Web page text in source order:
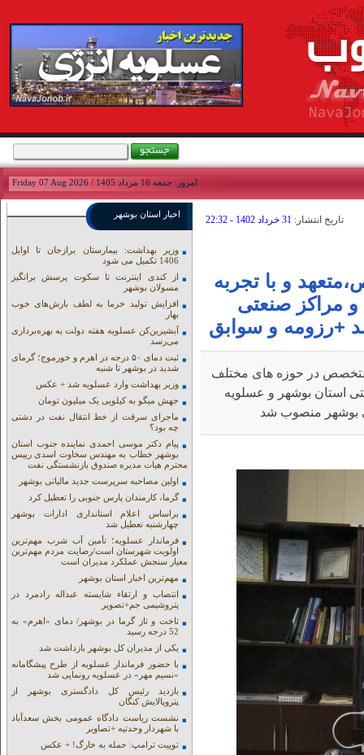
امروز: جمعه 16 مرداد 1405 / Friday 07 Aug 2026
تاريخ انتشار: 31 خرداد 1402 - 22:32
و با تجربه
مراکز صنعتی
+رزومه و سوابق
متخصص در حوزه های مختلف
10سال در مراکز صنعتی استان بوشهر و عسلویه
بوشهر منصوب شد
اخبار استان بوشهر
وزیر بهداشت: بیمارستان برازجان تا اوایل
1406 تکمیل می شود
از کندی اینترنت تا سکوت پرسش برانگیز
مسولان بوشهر
افزایش تولید خرما به لطف بارش‌های خوب
بهار
آبشیرین‌کن عسلویه هفته دولت به بهره‌برداری
می‌رسد
ثبت دمای ۵۰ درجه در اهرم و خورموج؛ گرمای
شدید در بوشهر تا شنبه
وزیر بهداشت وارد عسلویه شد + عکس
جهش میگو به کیلویی یک میلیون تومان
ماجرای سرقت از خط انتقال نفت در دشتی
چه بود؟
پیام دکتر موسی احمدی نماینده جنوب استان
بوشهر خطاب به مهندس سخاوت اسدی رییس
محترم هیات مدیره صندوق بازنشستگی نفت
اولین مصاحبه سرپرست جدید مالیاتی بوشهر
گرما، کارمندان پارس جنوبی را تعطیل کرد
براساس اعلام استانداری ادارات بوشهر
چهارشنبه تعطیل شد
فرماندار عسلویه؛ تأمین آب شرب مهم‌ترین
اولویت شهرستان است/رضایت مردم مهم‌ترین
معیار سنجش عملکرد مدیران است
مهم‌ترین اخبار استان بوشهر
انتصاب و ارتقاء شایسته عبداله رادمرد در
پتروشیمی جم+تصویر
تاخت و تاز گرما در بوشهر/ دمای «اهرم» به
52 درجه رسید
یکی از مدیران کل بوشهر بازداشت شد
با حضور فرماندار عسلویه از طرح پیشگامانه
«نسیم مهر» در عسلویه رونمایی شد
بازدید رئیس کل دادگستری بوشهر از
پتروپالایش کنگان
نشست ریاست دادگاه عمومی بخش سعدآباد
با شهردار وحدتیه +تصاویر
توییت ترامپ: حمله به خارگ! + عکس